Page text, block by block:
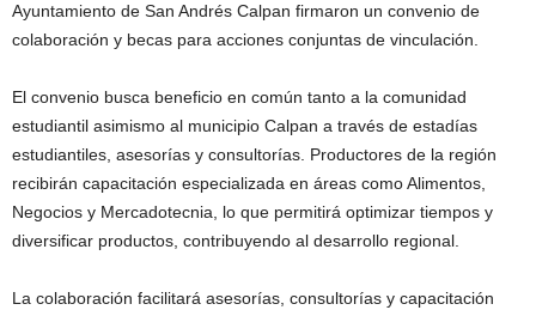
Ayuntamiento de San Andrés Calpan firmaron un convenio de
colaboración y becas para acciones conjuntas de vinculación.
El convenio busca beneficio en común tanto a la comunidad
estudiantil asimismo al municipio Calpan a través de estadías
estudiantiles, asesorías y consultorías. Productores de la región
recibirán capacitación especializada en áreas como Alimentos,
Negocios y Mercadotecnia, lo que permitirá optimizar tiempos y
diversificar productos, contribuyendo al desarrollo regional.
La colaboración facilitará asesorías, consultorías y capacitación